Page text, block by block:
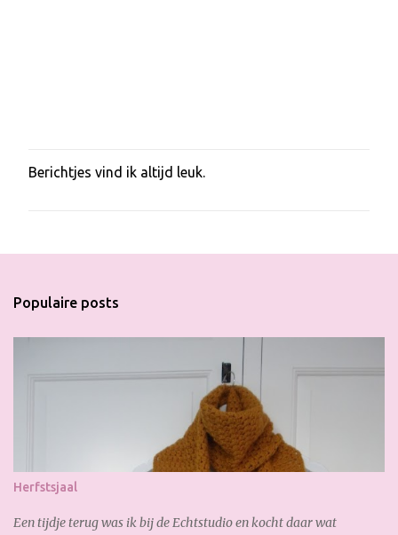
E
a
i
p
Berichtjes vind ik altijd leuk.
Populaire posts
Herfstsjaal
Een tijdje terug was ik bij de Echtstudio en kocht daar wat